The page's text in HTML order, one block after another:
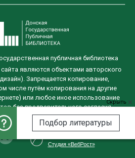
Скрыть
Подбор литературы
публичная библиотека
являются объектами авторского
Запрещается копирование,
числе путём копирования на другие
или любое иное использование
без предварительного согласия
Студия «ВебРост»